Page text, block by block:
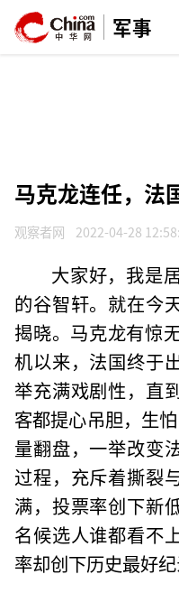
军事
马克龙连任，法
观察者网 2022-04-28
大家好，我是
的谷智轩。就在今
揭晓。马克龙有惊
机以来，法国终于
举充满戏剧性，直
客都提心吊胆，生
量翻盘，一举改变
过程，充斥着撕
满，投票率创下
名候选人谁都看不
率却创下历史最好纪